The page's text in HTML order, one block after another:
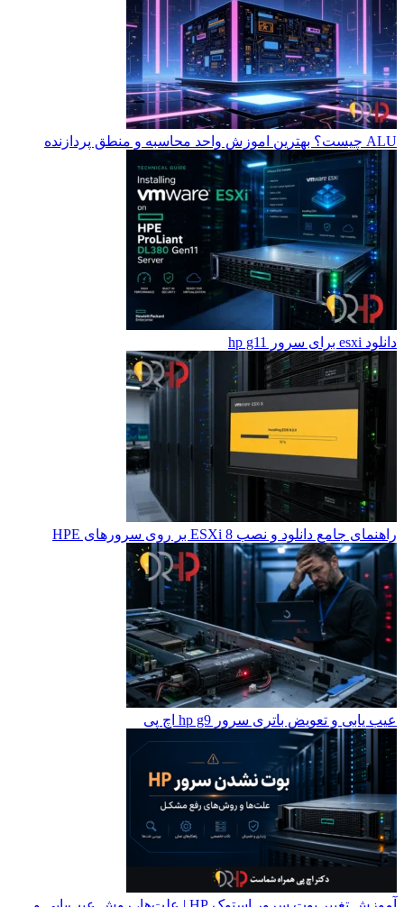
ALU چیست؟ بهترین اموزش واحد محاسبه و منطق پردازنده
دانلود esxi برای سرور hp g11
راهنمای جامع دانلود و نصب ESXi 8 بر روی سرورهای HPE
عیب یابی و تعویض باتری سرور hp g9 اچ پی